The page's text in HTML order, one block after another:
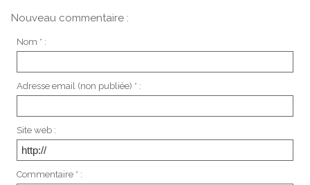
Nouveau commentaire :
Nom * :
Adresse email (non publiée) * :
Site web :
Commentaire * :